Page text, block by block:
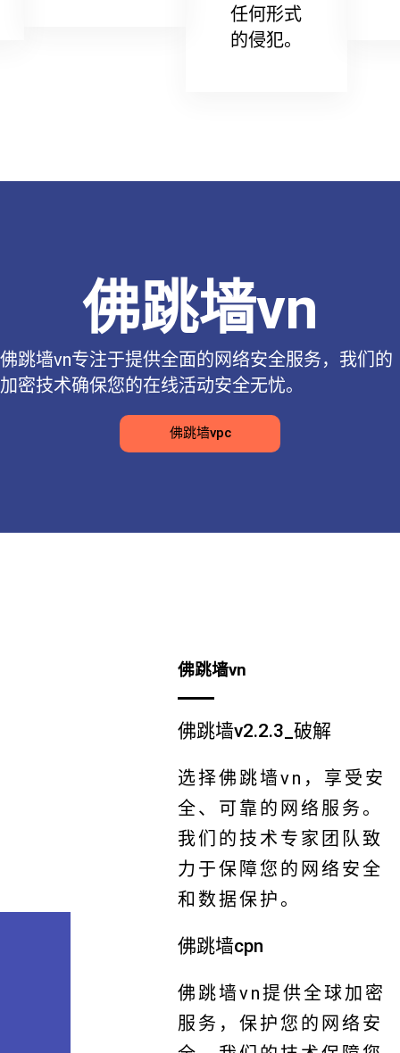
任何形式
的侵犯。
佛跳墙vn
佛跳墙vn专注于提供全面的网络安全服务，我们的
加密技术确保您的在线活动安全无忧。
佛跳墙vpc
佛跳墙vn
佛跳墙v2.2.3_破解
选择佛跳墙vn，享受安
全、可靠的网络服务。
我们的技术专家团队致
力于保障您的网络安全
和数据保护。
佛跳墙cpn
佛跳墙vn提供全球加密
服务，保护您的网络安